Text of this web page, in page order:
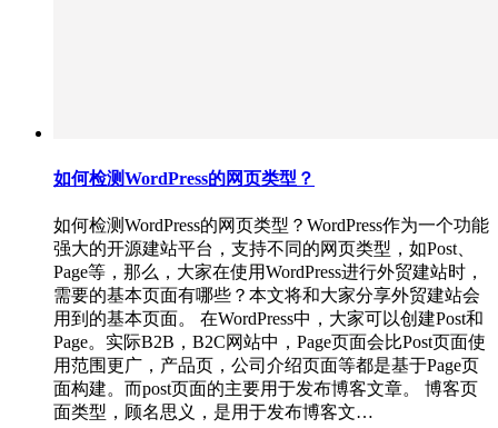
如何检测WordPress的网页类型？
如何检测WordPress的网页类型？WordPress作为一个功能
强大的开源建站平台，支持不同的网页类型，如Post、
Page等，那么，大家在使用WordPress进行外贸建站时，
需要的基本页面有哪些？本文将和大家分享外贸建站会
用到的基本页面。 在WordPress中，大家可以创建Post和
Page。实际B2B，B2C网站中，Page页面会比Post页面使
用范围更广，产品页，公司介绍页面等都是基于Page页
面构建。而post页面的主要用于发布博客文章。 博客页
面类型，顾名思义，是用于发布博客文…